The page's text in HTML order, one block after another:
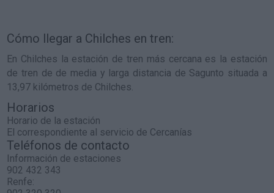
Cómo llegar a Chilches en tren:
En Chilches la estación de tren más cercana es la estación
de tren de de media y larga distancia de Sagunto situada a
13,97 kilómetros de Chilches.
Horarios
Horario de la estación
El correspondiente al servicio de Cercanías
Teléfonos de contacto
Información de estaciones
902 432 343
Renfe: